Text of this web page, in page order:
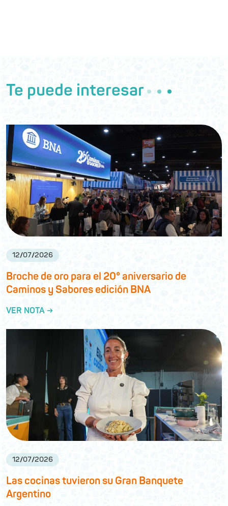
Te puede interesar
12/07/2026
Broche de oro para el 20° aniversario de
Caminos y Sabores edición BNA
VER NOTA →
12/07/2026
Las cocinas tuvieron su Gran Banquete
Argentino